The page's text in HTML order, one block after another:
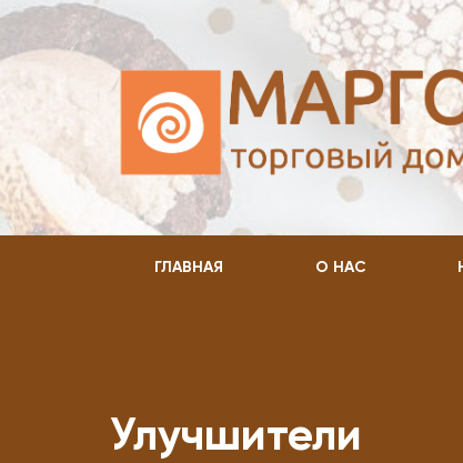
ГЛАВНАЯ О НАС
Улучшители